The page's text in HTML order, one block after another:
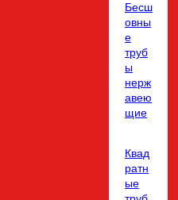
Бесш
овны
е
труб
ы
нерж
авею
щие
Квад
ратн
ые